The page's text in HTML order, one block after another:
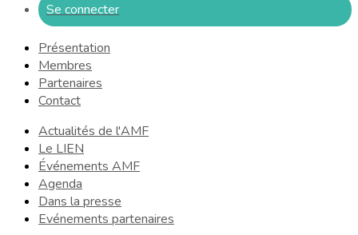
Se connecter
Présentation
Membres
Partenaires
Contact
Actualités de l'AMF
Le LIEN
Événements AMF
Agenda
Dans la presse
Evénements partenaires